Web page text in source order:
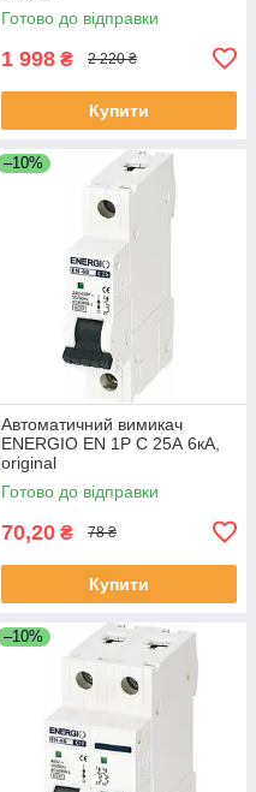
Готово до відправки
1 998 ₴ 2 220 ₴
Купити
–10%
Автоматичний вимикач
ENERGIO EN 1P C 25А 6кА,
original
Готово до відправки
70,20 ₴ 78 ₴
Купити
–10%